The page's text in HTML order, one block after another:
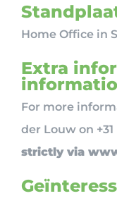
Home Office in
Extra
For more
der Louw on +31
strictly via